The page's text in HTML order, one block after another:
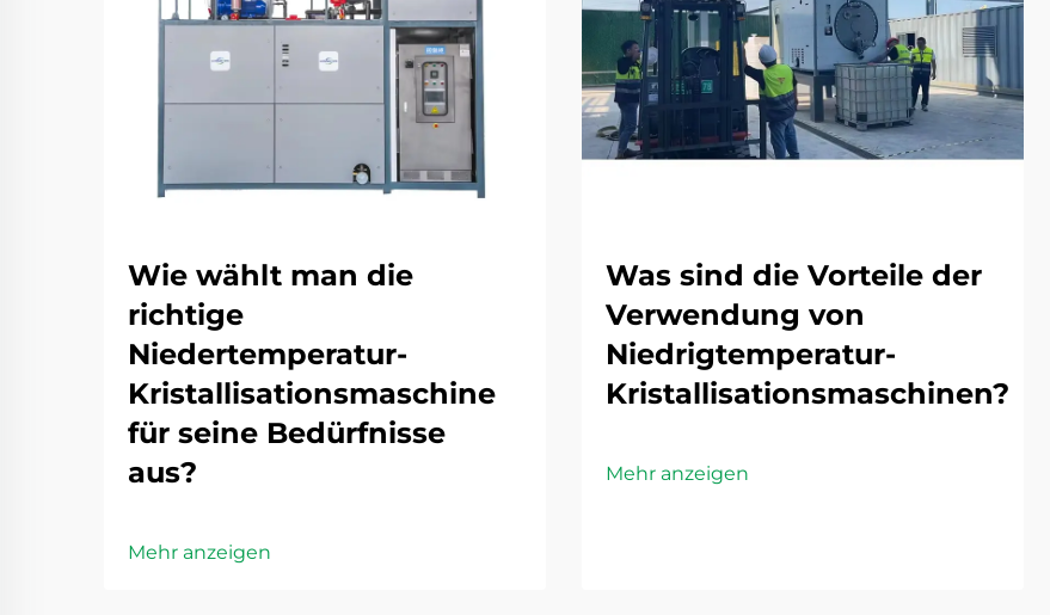
Wie wählt man die
richtige
Niedertemperatur-
Kristallisationsmaschine
für seine Bedürfnisse
aus?
Mehr anzeigen
Was sind die Vorteile der
Verwendung von
Niedrigtemperatur-
Kristallisationsmaschinen?
Mehr anzeigen